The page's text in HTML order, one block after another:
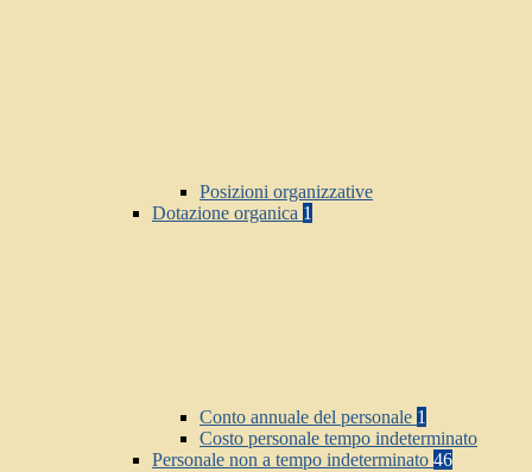
Posizioni organizzative
Dotazione organica 1
Conto annuale del personale 1
Costo personale tempo indeterminato
Personale non a tempo indeterminato 46